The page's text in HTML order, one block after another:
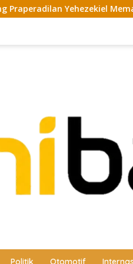
Memanas, Polisi
Politik Otomotif